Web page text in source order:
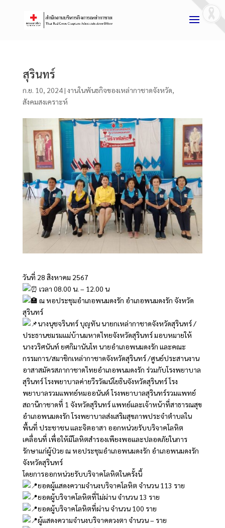
สุรินทร์
ก.ย. 10, 2024| งานในพันธกิจของเหล่ากาชาดจังหวัด,
สังคมสงเคราะห์
วันที่ 28 สิงหาคม 2567
เวลา 08.00 น. – 12.00 น
ณ หอประชุมอำเภอพนมดงรัก อำเภอพนมดงรัก จังหวัด
สุรินทร์
นางนุชจรินทร์ บุญทัน นายกเหล่ากาชาดจังหวัดสุรินทร์ /
ประธานชมรมแม่บ้านมหาดไทยจังหวัดสุรินทร์ มอบหมายให้
นางวริศนันท์ ยศกิมานันโท นายอำเภอพนมดงรัก และคณะ
กรรมการ/สมาชิกเหล่ากาชาดจังหวัดสุรินทร์ /ศูนย์ประสานงาน
อาสาสมัครสภากาชาดไทยอำเภอพนมดงรัก ร่วมกับโรงพยาบาล
สุรินทร์ โรงพยาบาลค่ายวีรวัฒน์โยธินจังหวัดสุรินทร์ โรง
พยาบาลรวมแพทย์หมออนันต์ โรงพยาบาลสุรินทร์รวมแพทย์
สถานีกาชาดที่ 1 จังหวัดสุรินทร์ แพทย์และเจ้าหน้าที่สาธารณสุข
อำเภอพนมดงรัก โรงพยาบาลส่งเสริมสุขภาพประจำตำบลใน
พื้นที่ ประชาชน และจิตอาสา ออกหน่วยรับบริจาคโลหิต
เคลื่อนที่ เพื่อให้มีโลหิตสำรองเพียงพอและปลอดภัยในการ
รักษาแก่ผู้ป่วย ณ หอประชุมอำเภอพนมดงรัก อำเภอพนมดงรัก
จังหวัดสุรินทร์
โดยการออกหน่วยรับบริจาคโลหิตในครั้งนี้
ยอดผู้แสดงความจำนงบริจาคโลหิต จำนวน 113 ราย
ยอดผู้บริจาคโลหิตที่ไม่ผ่าน จำนวน 13 ราย
ยอดผู้บริจาคโลหิตที่ผ่าน จำนวน 100 ราย
ผู้แสดงความจำนงบริจาคดวงตา จำนวน – ราย